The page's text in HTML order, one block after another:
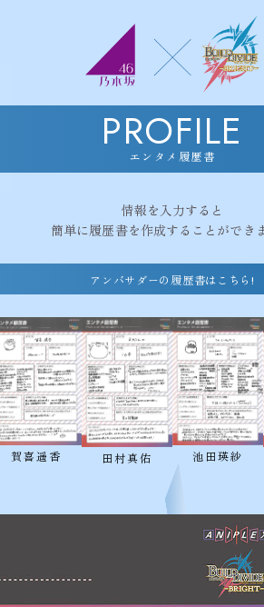
PROFILE
エンタメ履歴書
情報を入力すると
簡単に履歴書を作成することができ
アンバサダーの履歴書はこちら!
賀喜遥香 田村真佑 池田瑛紗